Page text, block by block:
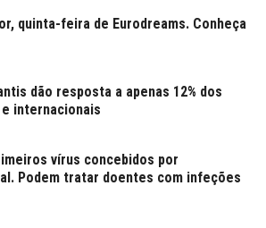
quinta-feira de Eurodreams. Conheça
dão resposta a apenas 12% dos
internacionais
vírus concebidos por
Podem tratar doentes com infeções